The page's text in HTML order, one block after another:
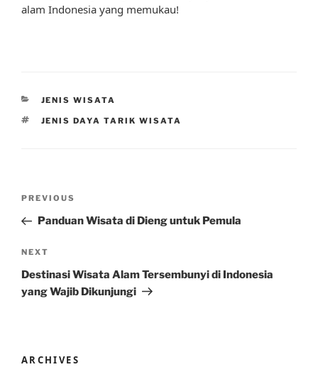
alam Indonesia yang memukau!
CATEGORIES
JENIS WISATA
TAGS
JENIS DAYA TARIK WISATA
Previous
Post
PREVIOUS
Panduan Wisata di Dieng untuk Pemula
Next
Post
NEXT
Destinasi Wisata Alam Tersembunyi di Indonesia
yang Wajib Dikunjungi
ARCHIVES